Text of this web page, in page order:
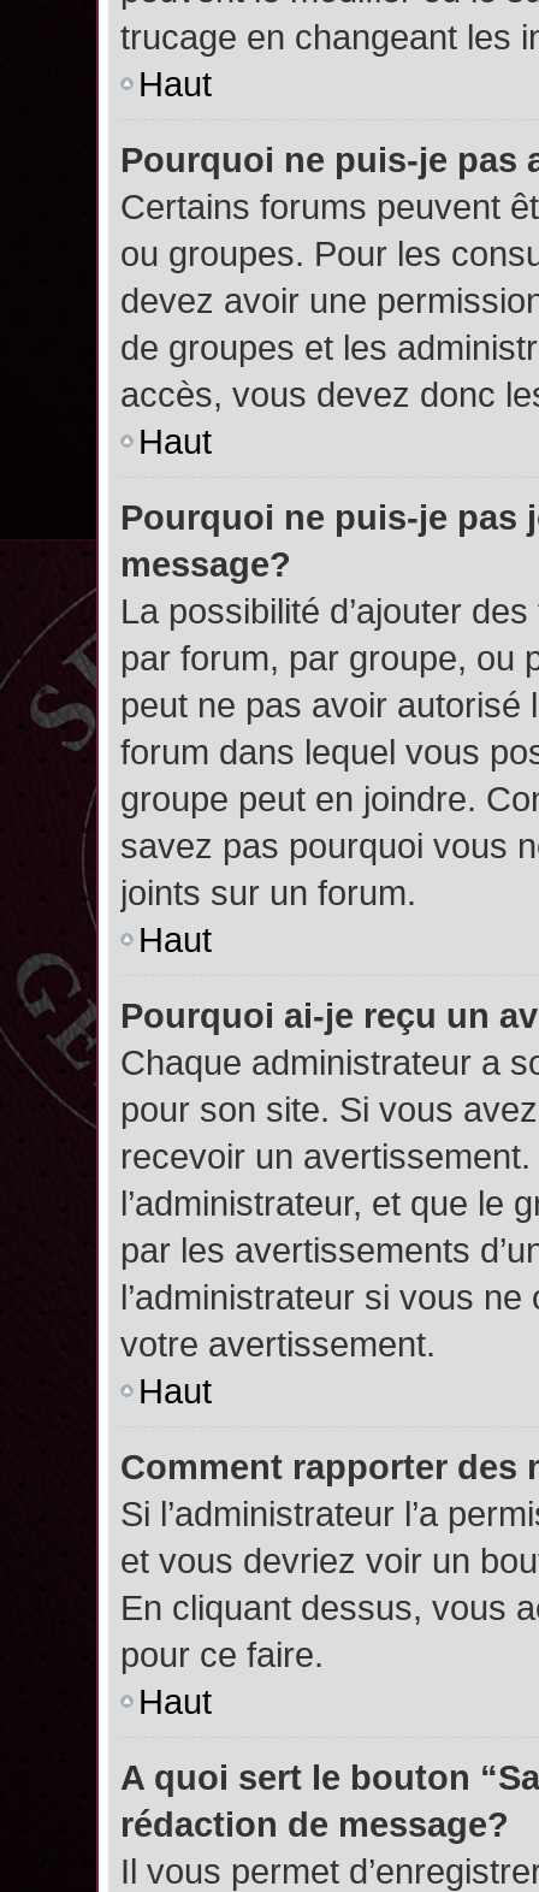
trucage en changeant les
Haut
Pourquoi ne puis-je pas
Certains forums peuvent
ou groupes. Pour les
devez avoir une
de groupes et les
accès, vous devez donc
Haut
Pourquoi ne puis-je pas
message?
La possibilité d’ajouter
par forum, par groupe, ou
peut ne pas avoir autorisé
forum dans lequel vous
groupe peut en joindre.
savez pas pourquoi vous
joints sur un forum.
Haut
Pourquoi ai-je reçu un
Chaque administrateur a
pour son site. Si vous
recevoir un
l’administrateur, et que le
par les avertissements
l’administrateur si vous
votre avertissement.
Haut
Comment rapporter des
Si l’administrateur l’a
et vous devriez voir un
En cliquant dessus, vous
pour ce faire.
Haut
A quoi sert le bouton
rédaction de message?
Il vous permet